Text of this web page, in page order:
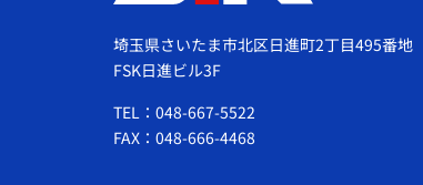
埼玉県さいたま市北区日進町2丁目495番地
FSK日進ビル3F
TEL：048-667-5522
FAX：048-666-4468